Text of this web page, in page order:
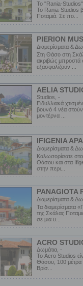
Το "Rania-
Το Rania-Studios
Ποταμιά. Σε πο...
PIERION
Διαμερίσματα &
Στη Θάσο στη
ακριβώς
εξασφαλίζουν ...
AELIA
Studios, -
Ειδυλλιακά
βουνό 4 νέα
μοντέρνα ...
IFIGENIA
Διαμερίσματα &
Καλωσορίσατε
Θάσου και στα
στην περι...
PANAGIOTA
Διαμερίσματα &
Τα διαμερίσματα
της Σκάλας
σε μια υ...
ACRO
Δωμάτια, -
Το Acro Studios
Θάσου, 100 μέτρα
Βρίσ...